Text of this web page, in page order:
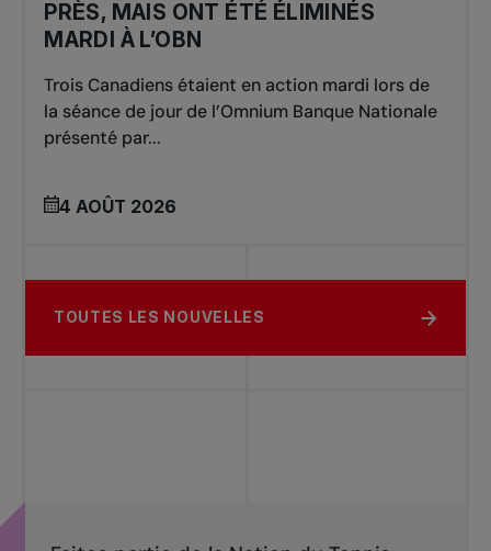
PRÈS, MAIS ONT ÉTÉ ÉLIMINÉS
MARDI À L’OBN
Trois Canadiens étaient en action mardi lors de
la séance de jour de l’Omnium Banque Nationale
présenté par...
4 AOÛT 2026
TOUTES LES NOUVELLES